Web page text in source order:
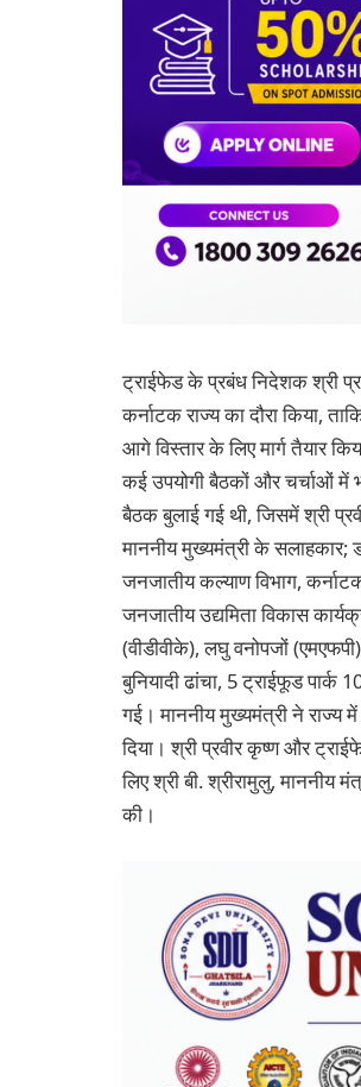
ट्राईफेड के प्रबंध निदेशक श्री
कर्नाटक राज्य का दौरा किया,
आगे विस्तार के लिए मार्ग तैयार
कई उपयोगी बैठकों और चर्चाओं में
बैठक बुलाई गई थी, जिसमें श्री
माननीय मुख्यमंत्री के सलाहकार;
जनजातीय कल्याण विभाग,
जनजातीय उद्यमिता विकास
(वीडीवीके), लघु वनोपजों
बुनियादी ढांचा, 5 ट्राईफूड
गई। माननीय मुख्यमंत्री ने
दिया। श्री प्रवीर कृष्ण और
लिए श्री बी. श्रीरामुलु,
की।